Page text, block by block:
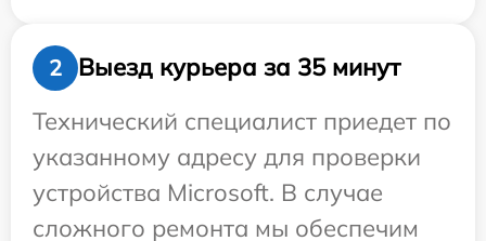
2
Выезд курьера за 35 минут
Технический специалист приедет по
указанному адресу для проверки
устройства Microsoft. В случае
сложного ремонта мы обеспечим